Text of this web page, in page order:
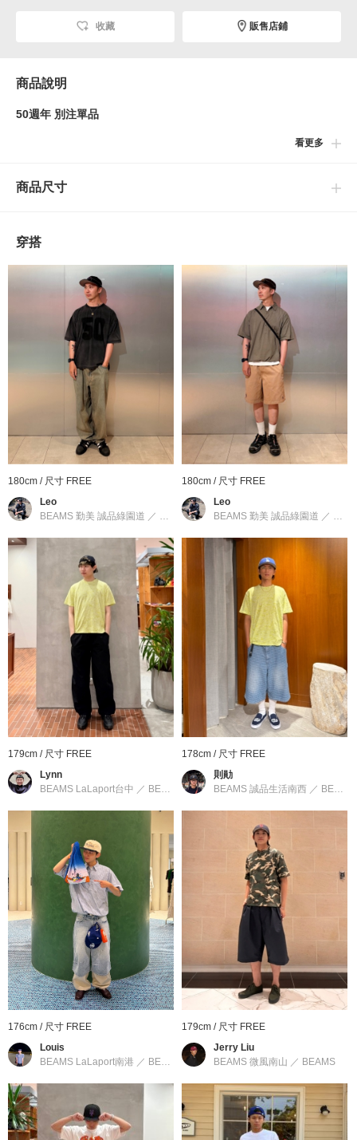
收藏 販售店鋪
商品說明
50週年 別注單品
MLB LOGO棒球帽上搭載紀念BEAMS 50週年的獨家設計，隆重登
作為50週年的獨家設計，帽身側邊飾有原創的LOGO。背後的調整
此外，本次更追加過往無推出過的球隊版本，提供更豐富的選擇。
背後配有與帽身同材質的調節帶，可自由調整尺寸。
從1920年設立以來，不斷朝著世界最高的帽款企業邁進的NEW
ERA。超越了時代、文化、運動、時尚，能夠十分的展現一個人的
個人特質的帽子品牌。
到店詢問時請告知店員下方的商品編號
商品編號：11-41-2290-123
» 聯絡我們
商品詳細
： MEN
分類 帽子 棒球帽
尺寸 FREE
素材 ：
本體・帽簷部分：聚酯纖維100% 帽簷內層部分：
商品編號 11-41-2290-123
看更多
商品尺寸
穿搭
180cm / 尺寸 FREE
Leo
BEAMS 勤美 誠品綠園道 ／ BEAMS
180cm / 尺寸 FREE
Leo
BEAMS 勤美 誠品綠園道 ／
179cm / 尺寸 FREE
Lynn
BEAMS LaLaport台中 ／ BEAMS
178cm / 尺寸 FREE
則勛
BEAMS 誠品生活南西 ／ BEAMS
176cm / 尺寸 FREE
Louis
BEAMS LaLaport南港 ／ BEAMS
179cm / 尺寸 FREE
Jerry Liu
BEAMS 微風南山 ／ BEAMS